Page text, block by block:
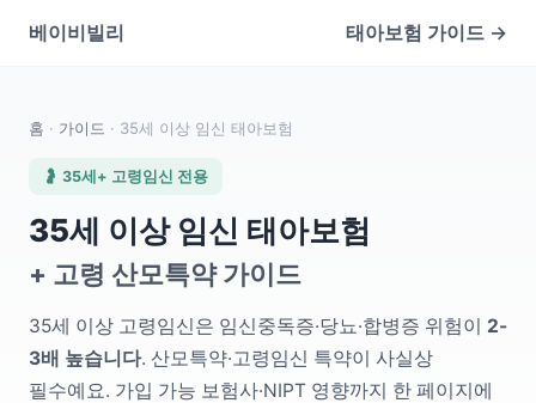
베이비빌리 태아보험 가이드 →
홈 · 가이드 · 35세 이상 임신 태아보험
🤰 35세+ 고령임신 전용
35세 이상 임신 태아보험
+ 고령 산모특약 가이드
35세 이상 고령임신은 임신중독증·당뇨·합병증 위험이 2-
3배 높습니다. 산모특약·고령임신 특약이 사실상
필수예요. 가입 가능 보험사·NIPT 영향까지 한 페이지에